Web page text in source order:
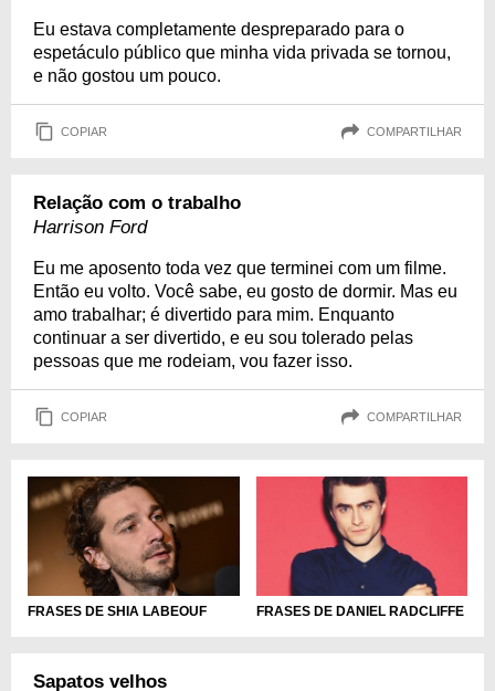
Eu estava completamente despreparado para o
espetáculo público que minha vida privada se tornou,
e não gostou um pouco.
COPIAR COMPARTILHAR
Relação com o trabalho
Harrison Ford
Eu me aposento toda vez que terminei com um filme.
Então eu volto. Você sabe, eu gosto de dormir. Mas eu
amo trabalhar; é divertido para mim. Enquanto
continuar a ser divertido, e eu sou tolerado pelas
pessoas que me rodeiam, vou fazer isso.
COPIAR COMPARTILHAR
FRASES DE SHIA LABEOUF FRASES DE DANIEL RADCLIFFE
Sapatos velhos